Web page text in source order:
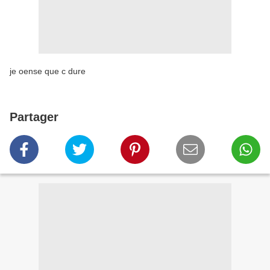
je oense que c dure
Partager